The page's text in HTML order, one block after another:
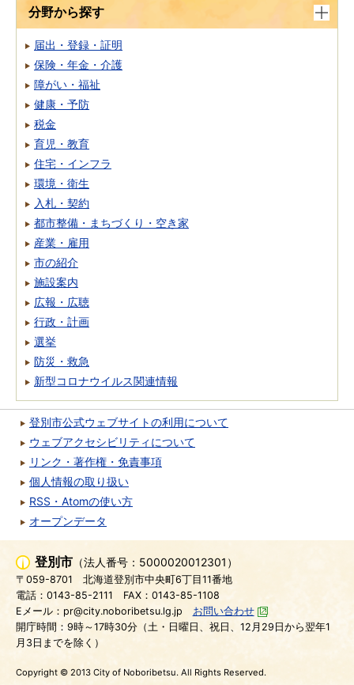
分野から探す
届出・登録・証明
保険・年金・介護
障がい・福祉
健康・予防
税金
育児・教育
住宅・インフラ
環境・衛生
入札・契約
都市整備・まちづくり・空き家
産業・雇用
市の紹介
施設案内
広報・広聴
行政・計画
選挙
防災・救急
新型コロナウイルス関連情報
登別市公式ウェブサイトの利用について
ウェブアクセシビリティについて
リンク・著作権・免責事項
個人情報の取り扱い
RSS・Atomの使い方
オープンデータ
登別市 （法人番号：5000020012301）
〒059-8701
北海道登別市中央町6丁目11番地
電話：0143-85-2111
FAX：0143-85-1108
Eメール：pr@city.noboribetsu.lg.jp
お問い合わせ
開庁時間：9時～17時30分（土・日曜日、祝日、12月29日から翌年1
月3日までを除く）
Copyright © 2013 City of Noboribetsu. All Rights Reserved.